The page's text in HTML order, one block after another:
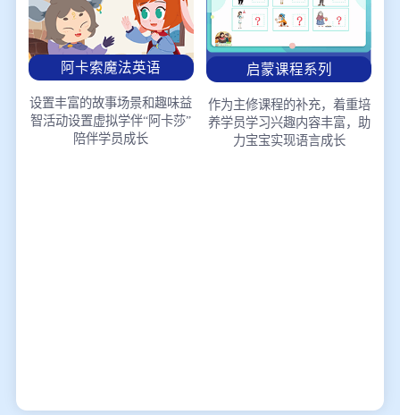
阿卡索魔法英语
设置丰富的故事场景和趣味益
智活动设置虚拟学伴“阿卡莎”
陪伴学员成长
启蒙课程系列
作为主修课程的补充，着重培
养学员学习兴趣内容丰富，助
力宝宝实现语言成长